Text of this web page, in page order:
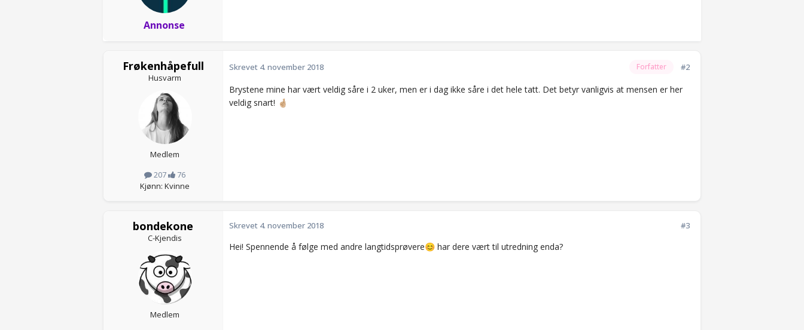
Annonse
Frøkenhåpefull
Husvarm
Medlem
207
76
Kjønn: Kvinne
Forfatter #2
Skrevet 4. november 2018
Brystene mine har vært veldig såre i 2 uker, men er i dag ikke såre i det hele tatt. Det betyr vanligvis at mensen er her
veldig snart! 🤞🏼
bondekone
C-Kjendis
Medlem
#3
Skrevet 4. november 2018
Hei! Spennende å følge med andre langtidsprøvere😊 har dere vært til utredning enda?